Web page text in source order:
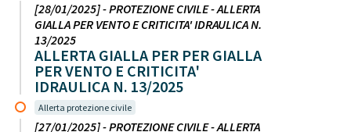
[28/01/2025] - PROTEZIONE CIVILE - ALLERTA
GIALLA PER VENTO E CRITICITA' IDRAULICA N.
13/2025
ALLERTA GIALLA PER PER GIALLA
PER VENTO E CRITICITA'
IDRAULICA N. 13/2025
Allerta protezione civile
[27/01/2025] - PROTEZIONE CIVILE - ALLERTA